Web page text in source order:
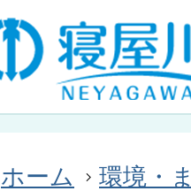
ホーム 環境・